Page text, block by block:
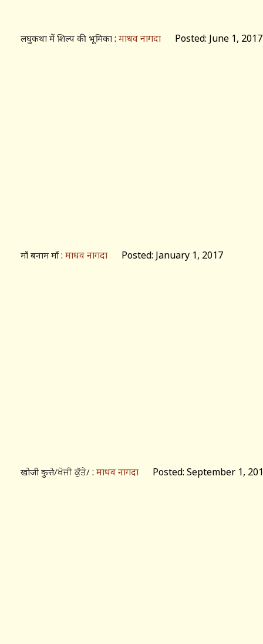
लघुकथा में शिल्प की भूमिका : माधव नागदा Posted: June 1, 2017
माँ बनाम माँ : माधव नागदा Posted: January 1, 2017
खोजी कुत्ते/ਖੋਜੀ ਕੁੱਤੇ/ : माधव नागदा Posted: September 1,